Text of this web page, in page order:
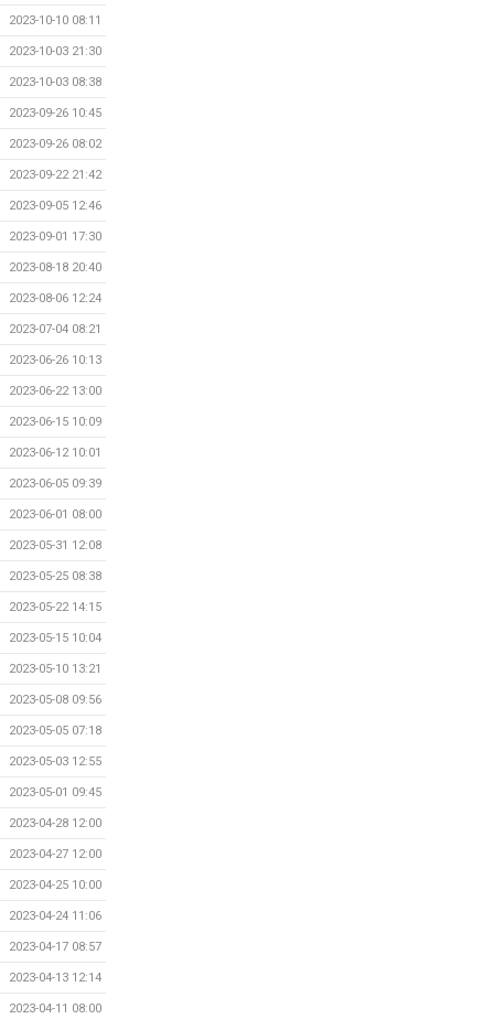
2023-10-10 08:11
2023-10-03 21:30
2023-10-03 08:38
2023-09-26 10:45
2023-09-26 08:02
2023-09-22 21:42
2023-09-05 12:46
2023-09-01 17:30
2023-08-18 20:40
2023-08-06 12:24
2023-07-04 08:21
2023-06-26 10:13
2023-06-22 13:00
2023-06-15 10:09
2023-06-12 10:01
2023-06-05 09:39
2023-06-01 08:00
2023-05-31 12:08
2023-05-25 08:38
2023-05-22 14:15
2023-05-15 10:04
2023-05-10 13:21
2023-05-08 09:56
2023-05-05 07:18
2023-05-03 12:55
2023-05-01 09:45
2023-04-28 12:00
2023-04-27 12:00
2023-04-25 10:00
2023-04-24 11:06
2023-04-17 08:57
2023-04-13 12:14
2023-04-11 08:00